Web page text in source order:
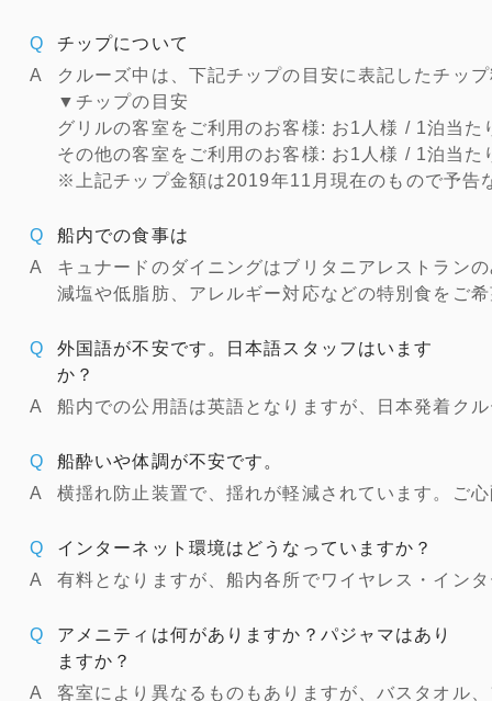
チップについて
クルーズ中は、下記チップの目安に表記したチッ
▼チップの目安
グリルの客室をご利用のお客様: お1人様 / 1泊当
その他の客室をご利用のお客様: お1人様 / 1泊当
※上記チップ金額は2019年11月現在のもので予告
船内での食事は
キュナードのダイニングはブリタニアレストラン
減塩や低脂肪、アレルギー対応などの特別食をご
外国語が不安です。日本語スタッフはいます
か？
船内での公用語は英語となりますが、日本発着ク
船酔いや体調が不安です。
横揺れ防止装置で、揺れが軽減されています。ご
インターネット環境はどうなっていますか？
有料となりますが、船内各所でワイヤレス・イン
アメニティは何がありますか？パジャマはあり
ますか？
客室により異なるものもありますが、バスタオル